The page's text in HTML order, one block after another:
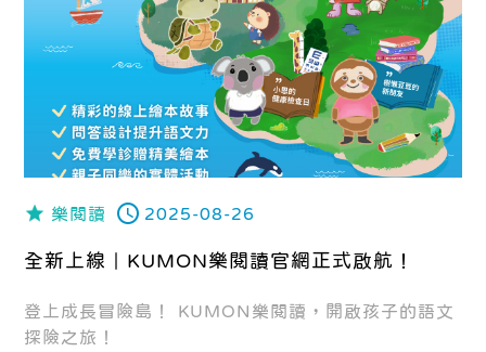
樂閱讀 2025-08-26
全新上線｜KUMON樂閱讀官網正式啟航！
登上成長冒險島！ KUMON樂閱讀，開啟孩子的語文
探險之旅！